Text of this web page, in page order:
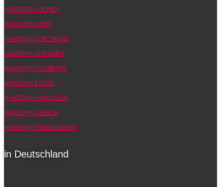
HANDPAN AACHEN
HANDPAN BONN
HANDPAN DORTMUND
HANDPAN DRESDEN
HANDPAN DUISBURG
HANDPAN ESSEN
HANDPAN HANNOVER
HANDPAN LÜBECK
HANDPAN REGENSBURG
in Deutschland